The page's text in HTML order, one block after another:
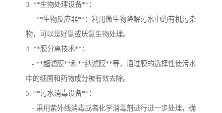
3. **生物处理设备**：
- **生物反应器**：利用微生物降解污水中的有机污染
物，可以是好氧或厌氧生物处理。
4. **膜分离技术**：
- **超滤膜**和**纳滤膜**等，通过膜的选择性使污水
中的细菌和药物成分被有效去除。
5. **污水消毒设备**：
- 采用紫外线消毒或者化学消毒剂进行进一步处理，确